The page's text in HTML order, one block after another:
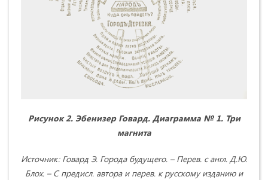
Рисунок 2. Эбенизер Говард. Диаграмма № 1. Три
магнита
Источник: Говард Э. Города будущего. – Перев. с англ. Д.Ю.
Блох. – С предисл. автора и перев. к русскому изданию и